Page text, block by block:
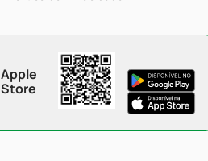
Apple
Store